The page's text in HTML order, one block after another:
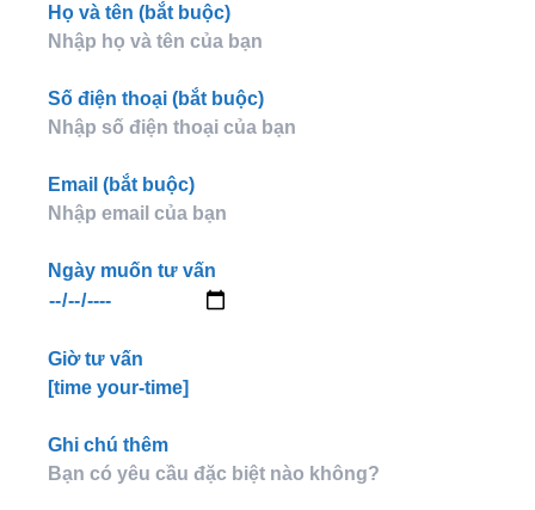
Họ và tên (bắt buộc)
Số điện thoại (bắt buộc)
Email (bắt buộc)
Ngày muốn tư vấn
Giờ tư vấn
[time your-time]
Ghi chú thêm